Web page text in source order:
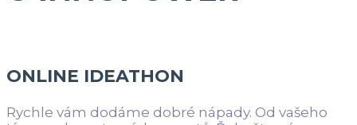
ONLINE IDEATHON
Rychle vám dodáme dobré nápady. Od vašeho